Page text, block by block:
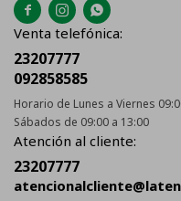
  
Venta telefónica:
23207777
092858585
Horario de Lunes a Viernes
Sábados de 09:00 a 13:00
Atención al cliente:
23207777